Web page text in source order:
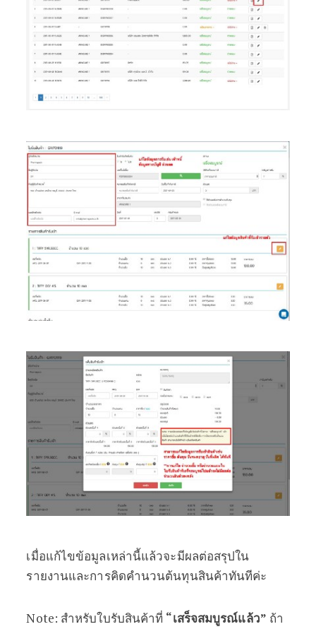
เมื่อแก้ไขข้อมูลเหล่านี้แล้วจะมีผลต่อสรุปใน
รายงานและการคิดคำนวนต้นทุนสินค้าทันทีค่ะ
Note: สำหรับใบรับสินค้าที่ “เสร็จสมบูรณ์แล้ว” ถ้า